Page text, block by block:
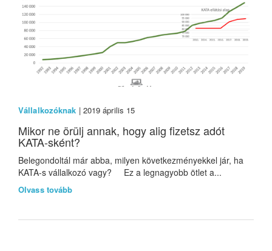
Vállalkozóknak | 2019 április 15
Mikor ne örülj annak, hogy alig fizetsz adót
KATA-sként?
Belegondoltál már abba, milyen következményekkel jár, ha
KATA-s vállalkozó vagy? Ez a legnagyobb ötlet a...
Olvass tovább